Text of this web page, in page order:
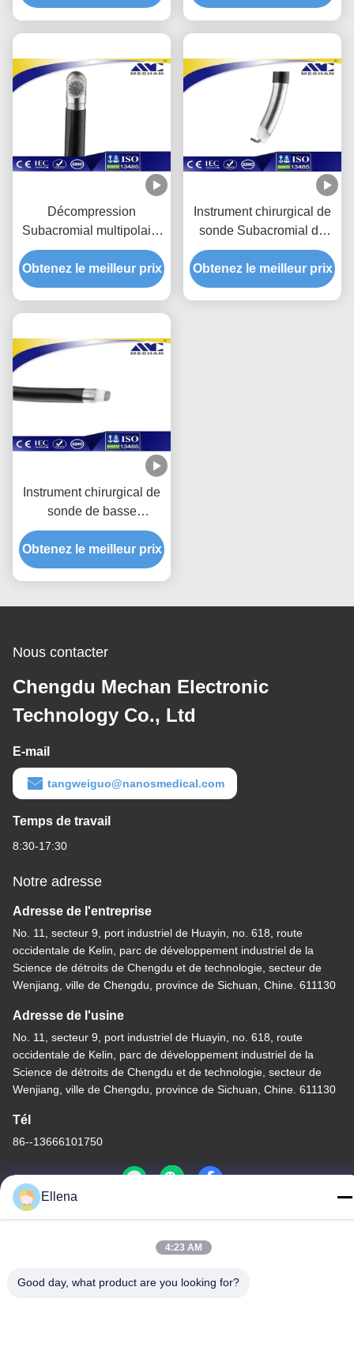
cervicale
doigt
Décompression
Subacromial multipolaire
de PrecisionFor
d'instrument chirurgical
de sonde
Obtenez le meilleur prix
Instrument chirurgical de
sonde Subacromial de
décompression commode
pour le disque d'épine
Obtenez le meilleur prix
Instrument chirurgical de
sonde de basse
température moins de
douleur pour le tissu mou
Obtenez le meilleur prix
Nous contacter
Chengdu Mechan Electronic
Technology Co., Ltd
E-mail
tangweiguo@nanosmedical.com
Temps de travail
8:30-17:30
Notre adresse
Adresse de l'entreprise
No. 11, secteur 9, port industriel de Huayin, no. 618, route
occidentale de Kelin, parc de développement industriel de la
Science de détroits de Chengdu et de technologie, secteur de
Wenjiang, ville de Chengdu, province de Sichuan, Chine. 611130
Adresse de l'usine
No. 11, secteur 9, port industriel de Huayin, no. 618, route
occidentale de Kelin, parc de développement industriel de la
Science de détroits de Chengdu et de technologie, secteur de
Wenjiang, ville de Chengdu, province de Sichuan, Chine. 611130
Tél
86--13666101750
Politique de confidentialité |
fournisseur. -2026 Chengdu Mechan Electronic Technology Co.,
Ellena
4:23 AM
Good day, what product are you looking for?